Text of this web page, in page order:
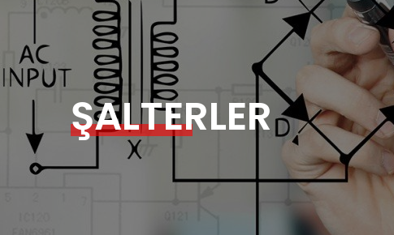
ŞALTERLER